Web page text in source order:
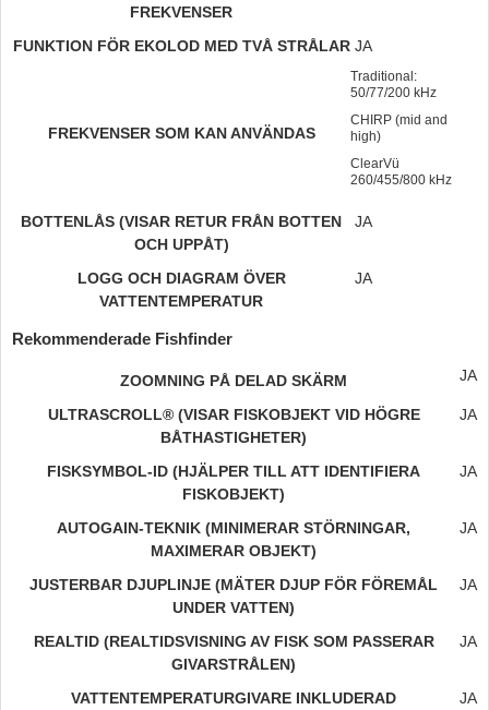
FREKVENSER
FUNKTION FÖR EKOLOD MED TVÅ STRÅLAR JA
FREKVENSER SOM KAN ANVÄNDAS
Traditional:
50/77/200 kHz
CHIRP (mid and
high)
ClearVü
260/455/800 kHz
BOTTENLÅS (VISAR RETUR FRÅN BOTTEN
OCH UPPÅT)
JA
LOGG OCH DIAGRAM ÖVER
VATTENTEMPERATUR
JA
Rekommenderade Fishfinder
ZOOMNING PÅ DELAD SKÄRM JA
ULTRASCROLL® (VISAR FISKOBJEKT VID HÖGRE
BÅTHASTIGHETER)
JA
FISKSYMBOL-ID (HJÄLPER TILL ATT IDENTIFIERA
FISKOBJEKT)
JA
AUTOGAIN-TEKNIK (MINIMERAR STÖRNINGAR,
MAXIMERAR OBJEKT)
JA
JUSTERBAR DJUPLINJE (MÄTER DJUP FÖR FÖREMÅL
UNDER VATTEN)
JA
REALTID (REALTIDSVISNING AV FISK SOM PASSERAR
GIVARSTRÅLEN)
JA
VATTENTEMPERATURGIVARE INKLUDERAD JA